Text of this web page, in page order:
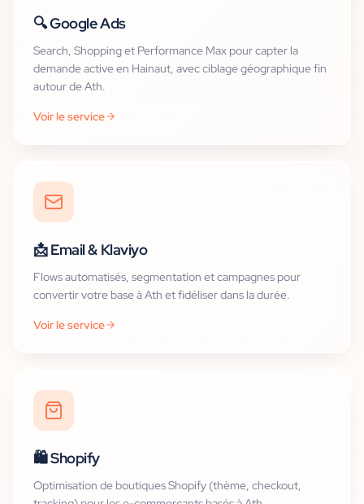
🔍Google Ads
Search, Shopping et Performance Max pour capter la
demande active en Hainaut, avec ciblage géographique fin
autour de Ath.
Voir le service
📩Email & Klaviyo
Flows automatisés, segmentation et campagnes pour
convertir votre base à Ath et fidéliser dans la durée.
Voir le service
🛍️Shopify
Optimisation de boutiques Shopify (thème, checkout,